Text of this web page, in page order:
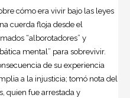
cómo era vivir bajo las leyes
cuerda floja desde el
“alborotadores” y
mental” para sobrevivir.
de su experiencia
a la injusticia; tomó nota del
quien fue arrestada y